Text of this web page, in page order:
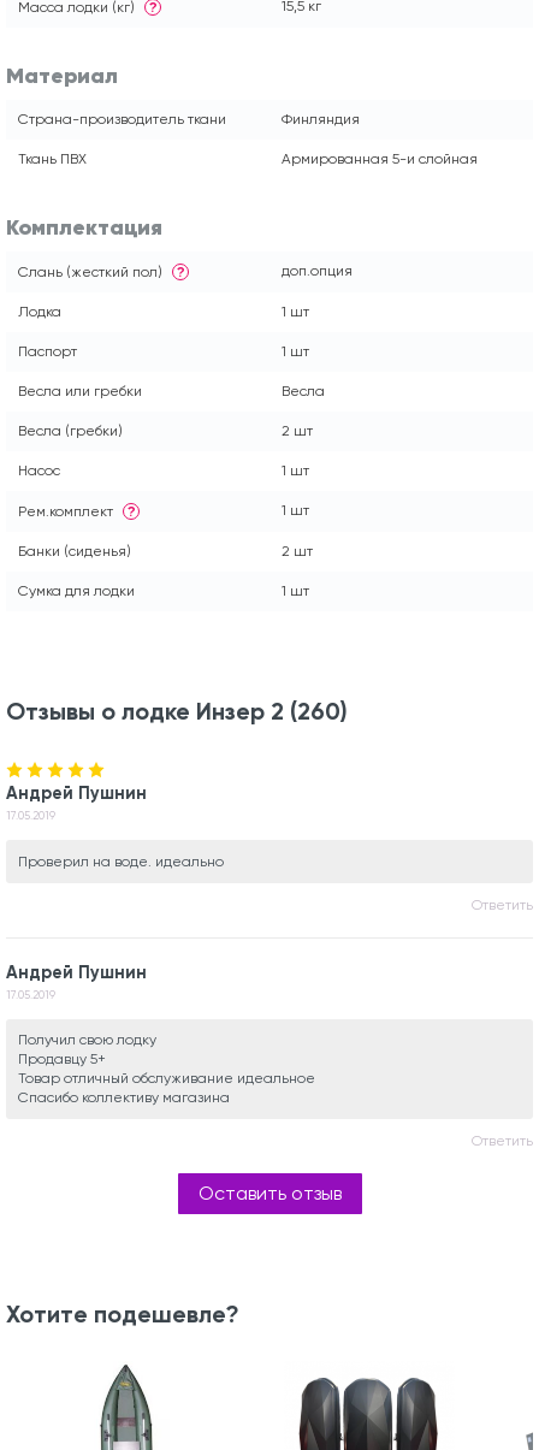
Масса лодки (кг) ? 15,5 кг
Материал
Страна-производитель ткани Финляндия
Ткань ПВХ Армированная 5-и слойная
Комплектация
Слань (жесткий пол) ? доп.опция
Лодка 1 шт
Паспорт 1 шт
Весла или гребки Весла
Весла (гребки) 2 шт
Насос 1 шт
Рем.комплект ? 1 шт
Банки (сиденья) 2 шт
Сумка для лодки 1 шт
Отзывы о лодке Инзер 2 (260)
Андрей Пушнин
17.05.2019
Проверил на воде. идеально
Ответить
Андрей Пушнин
17.05.2019
Получил свою лодку
Продавцу 5+
Товар отличный обслуживание идеальное
Спасибо коллективу магазина
Ответить
Оставить отзыв
Хотите подешевле?